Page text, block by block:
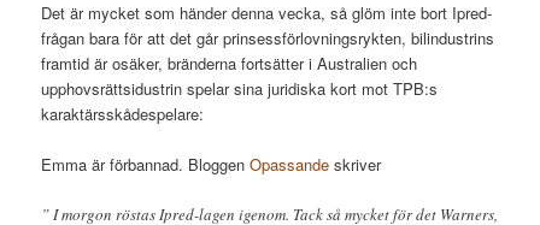
Det är mycket som händer denna vecka, så glöm inte bort Ipred-
frågan bara för att det går prinsessförlovningsrykten, bilindustrins
framtid är osäker, bränderna fortsätter i Australien och
upphovsrättsidustrin spelar sina juridiska kort mot TPB:s
karaktärsskådespelare:
Emma är förbannad. BloggenOpassande skriver
” I morgon röstas Ipred-lagen igenom. Tack så mycket för det Warners,